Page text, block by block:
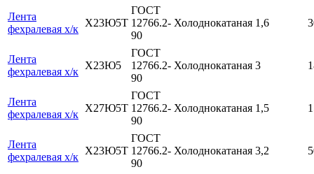
Лента
фехралевая х/к
Х23Ю5Т
ГОСТ
12766.2-
90
Холоднокатаная 1,6
Лента
фехралевая х/к
Х23Ю5
ГОСТ
12766.2-
90
Холоднокатаная 3
Лента
фехралевая х/к
Х27Ю5Т
ГОСТ
12766.2-
90
Холоднокатаная 1,5
Лента
фехралевая х/к
Х23Ю5Т
ГОСТ
12766.2-
90
Холоднокатаная 3,2